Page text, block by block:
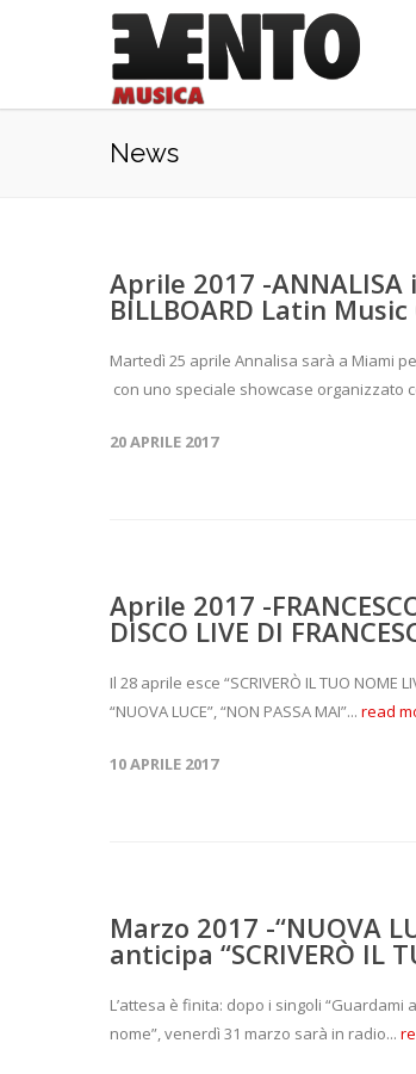
News
Aprile 2017 -ANNALISA
BILLBOARD Latin
Martedì 25 aprile Annalisa sarà a Miami
con uno speciale showcase organizzato
20 APRILE 2017
Aprile 2017 -
DISCO LIVE DI
Il 28 aprile esce “SCRIVERÒ IL TUO
“NUOVA LUCE”, “NON PASSA MAI”... read
10 APRILE 2017
Marzo 2017 -“NUOVA
anticipa “SCRIVERÒ IL
L’attesa è finita: dopo i singoli “Guardami
nome”, venerdì 31 marzo sarà in radio...